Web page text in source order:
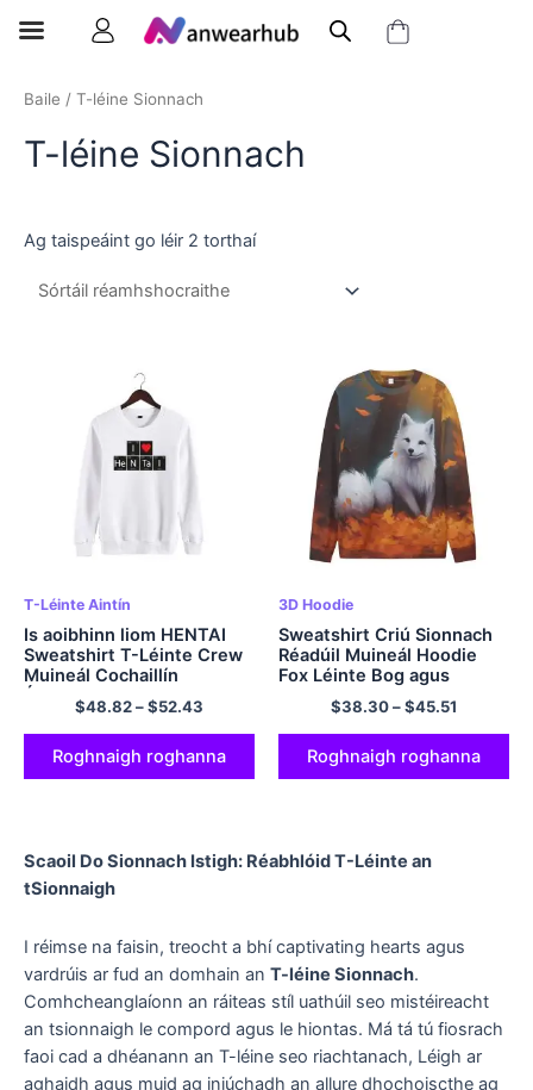
Baile / T-léine Sionnach
T-léine Sionnach
Ag taispeáint go léir 2 torthaí
T-Léinte Aintín
Is aoibhinn liom HENTAI
Sweatshirt T-Léinte Crew
Muineál Cochaillín
Éadroma d’Fhir agus do
Mhná Ildathach
$48.82–$52.43
Roghnaigh roghanna
3D Hoodie
Sweatshirt Criú Sionnach
Réadúil Muineál Hoodie
Fox Léinte Bog agus
Compord d'Fhir agus do
$38.30–$45.51
Roghnaigh roghanna
Scaoil Do Sionnach Istigh: Réabhlóid T-Léinte an
tSionnaigh
I réimse na faisin, treocht a bhí captivating hearts agus
vardrúis ar fud an domhain an T-léine Sionnach.
Comhcheanglaíonn an ráiteas stíl uathúil seo mistéireacht
an tsionnaigh le compord agus le hiontas. Má tá tú fiosrach
faoi cad a dhéanann an T-léine seo riachtanach, Léigh ar
aghaidh agus muid ag iniúchadh an allure dhochoiscthe ag